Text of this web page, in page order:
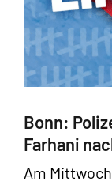
Bonn:
Farhani
Am